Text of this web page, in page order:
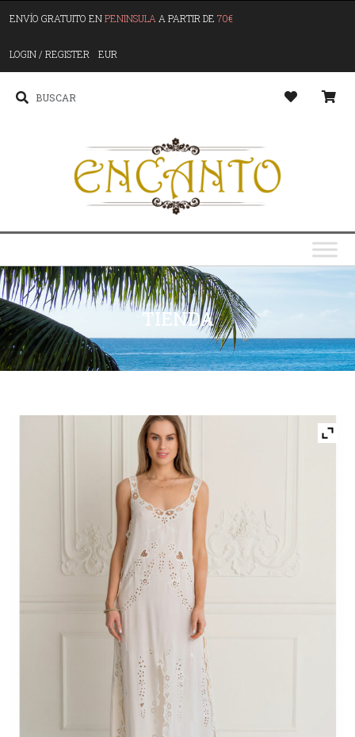
ENVÍO GRATUITO ENPENINSULA A PARTIR DE 70€
LOGIN / REGISTER EUR
TIENDA